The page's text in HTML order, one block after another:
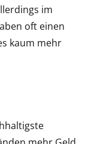
im
oft einen
kaum mehr